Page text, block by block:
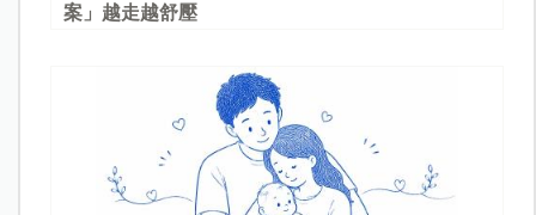
案」越走越舒壓